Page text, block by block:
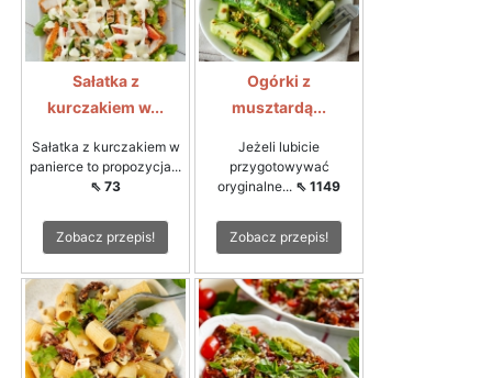
Sałatka z
kurczakiem w...
Sałatka z kurczakiem w
panierce to propozycja...
⇖ 73
Zobacz przepis!
Ogórki z
musztardą...
Jeżeli lubicie
przygotowywać
oryginalne... ⇖ 1149
Zobacz przepis!